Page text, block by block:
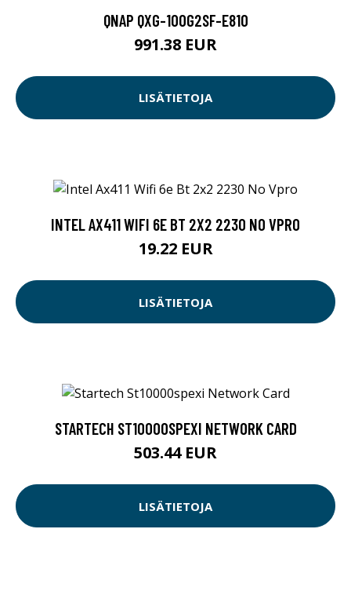
QNAP QXG-100G2SF-E810
991.38 EUR
LISÄTIETOJA
INTEL AX411 WIFI 6E BT 2X2 2230 NO VPRO
19.22 EUR
LISÄTIETOJA
STARTECH ST10000SPEXI NETWORK CARD
503.44 EUR
LISÄTIETOJA